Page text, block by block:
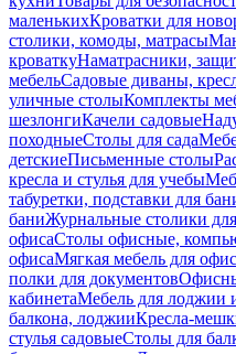
маленькихКроватки для
столики, комоды, матрасы
кроваткуНаматрасники,
мебельСадовые диваны,
уличные столыКомплекты
шезлонгиКачели садовые
походныеСтолы для сада
детскиеПисьменные столы
кресла и стулья для учебы
табуретки, подставки для
баниЖурнальные столики
офисаСтолы офисные,
офисаМягкая мебель для
полки для документов
кабинетаМебель для лоджии
балкона, лоджииКресла-
стулья садовыеСтолы для